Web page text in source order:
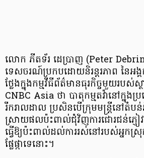
លោក ភីតទ័រ ដេប្រាញ (Peter
ទេសចរណ៍ប្រកបដោយនិរន្តរភាព នៃអង្គ
ថ្លែងក្នុងកម្មវីធីព័ត៌មានធុរកិច្ចមួយរបស់
CNBC Asia ថា បាតុកម្មតវ៉ានៅក្នុង
រីករាលដាល ប្រសិនបើក្រុមមន្ត្រីនៅតំប
ស្រាយផលប៉ះពាល់ជុំវិញការជោរជន់ភ្ញៀវ
ធ្វើឱ្យប៉ះពាល់ដល់ការរស់នៅរបស់អ្នក
ផ្លែផ្កាទេនោះ។